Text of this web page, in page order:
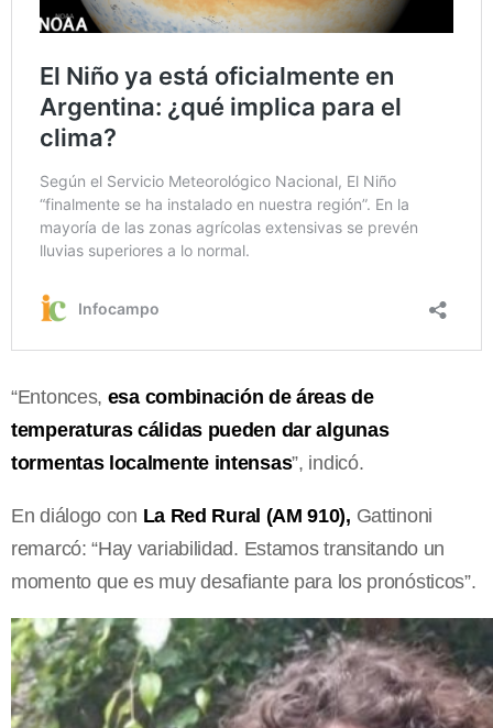
“Entonces, esa combinación de áreas de
temperaturas cálidas pueden dar algunas
tormentas localmente intensas”, indicó.
En diálogo con La Red Rural (AM 910), Gattinoni
remarcó: “Hay variabilidad. Estamos transitando un
momento que es muy desafiante para los pronósticos”.